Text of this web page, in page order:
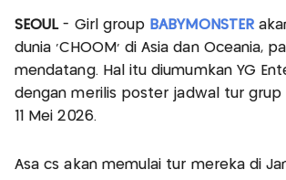
SEOUL- Girl group BABYMONSTER
dunia 'CHOOM' di Asia dan Oceania,
mendatang. Hal itu diumumkan YG
dengan merilis poster jadwal tur
11 Mei 2026.
Asa cs akan memulai tur mereka di